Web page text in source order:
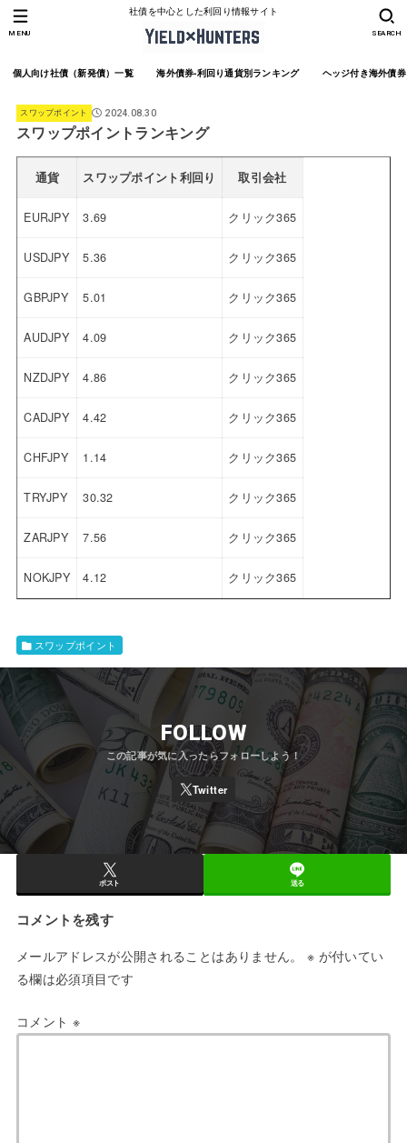
社債を中心とした利回り情報サイト
個人向け社債（新発債）一覧 海外債券-利回り通貨別ランキング ヘッジ付き海外債
SEARCH
MENU
スワップポイント 2024.08.30
スワップポイントランキング
通貨 スワップポイント利回り 取引会社
EURJPY 3.69 クリック365
USDJPY 5.36 クリック365
GBPJPY 5.01 クリック365
AUDJPY 4.09 クリック365
NZDJPY 4.86 クリック365
CADJPY 4.42 クリック365
CHFJPY 1.14 クリック365
TRYJPY 30.32 クリック365
ZARJPY 7.56 クリック365
NOKJPY 4.12 クリック365
スワップポイント
FOLLOW
ポスト 送る
コメントを残す
メールアドレスが公開されることはありません。 ※ が付いてい
る欄は必須項目です
コメント ※